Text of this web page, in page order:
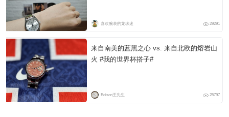
喜欢腕表的龙珠迷 29291
来自南美的蓝黑之心 vs. 来自北欧的熔岩山
火 #我的世界杯搭子#
Edison王先生 25797